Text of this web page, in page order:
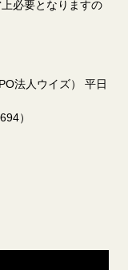
必要となりますの
法人ウイズ） 平日
）